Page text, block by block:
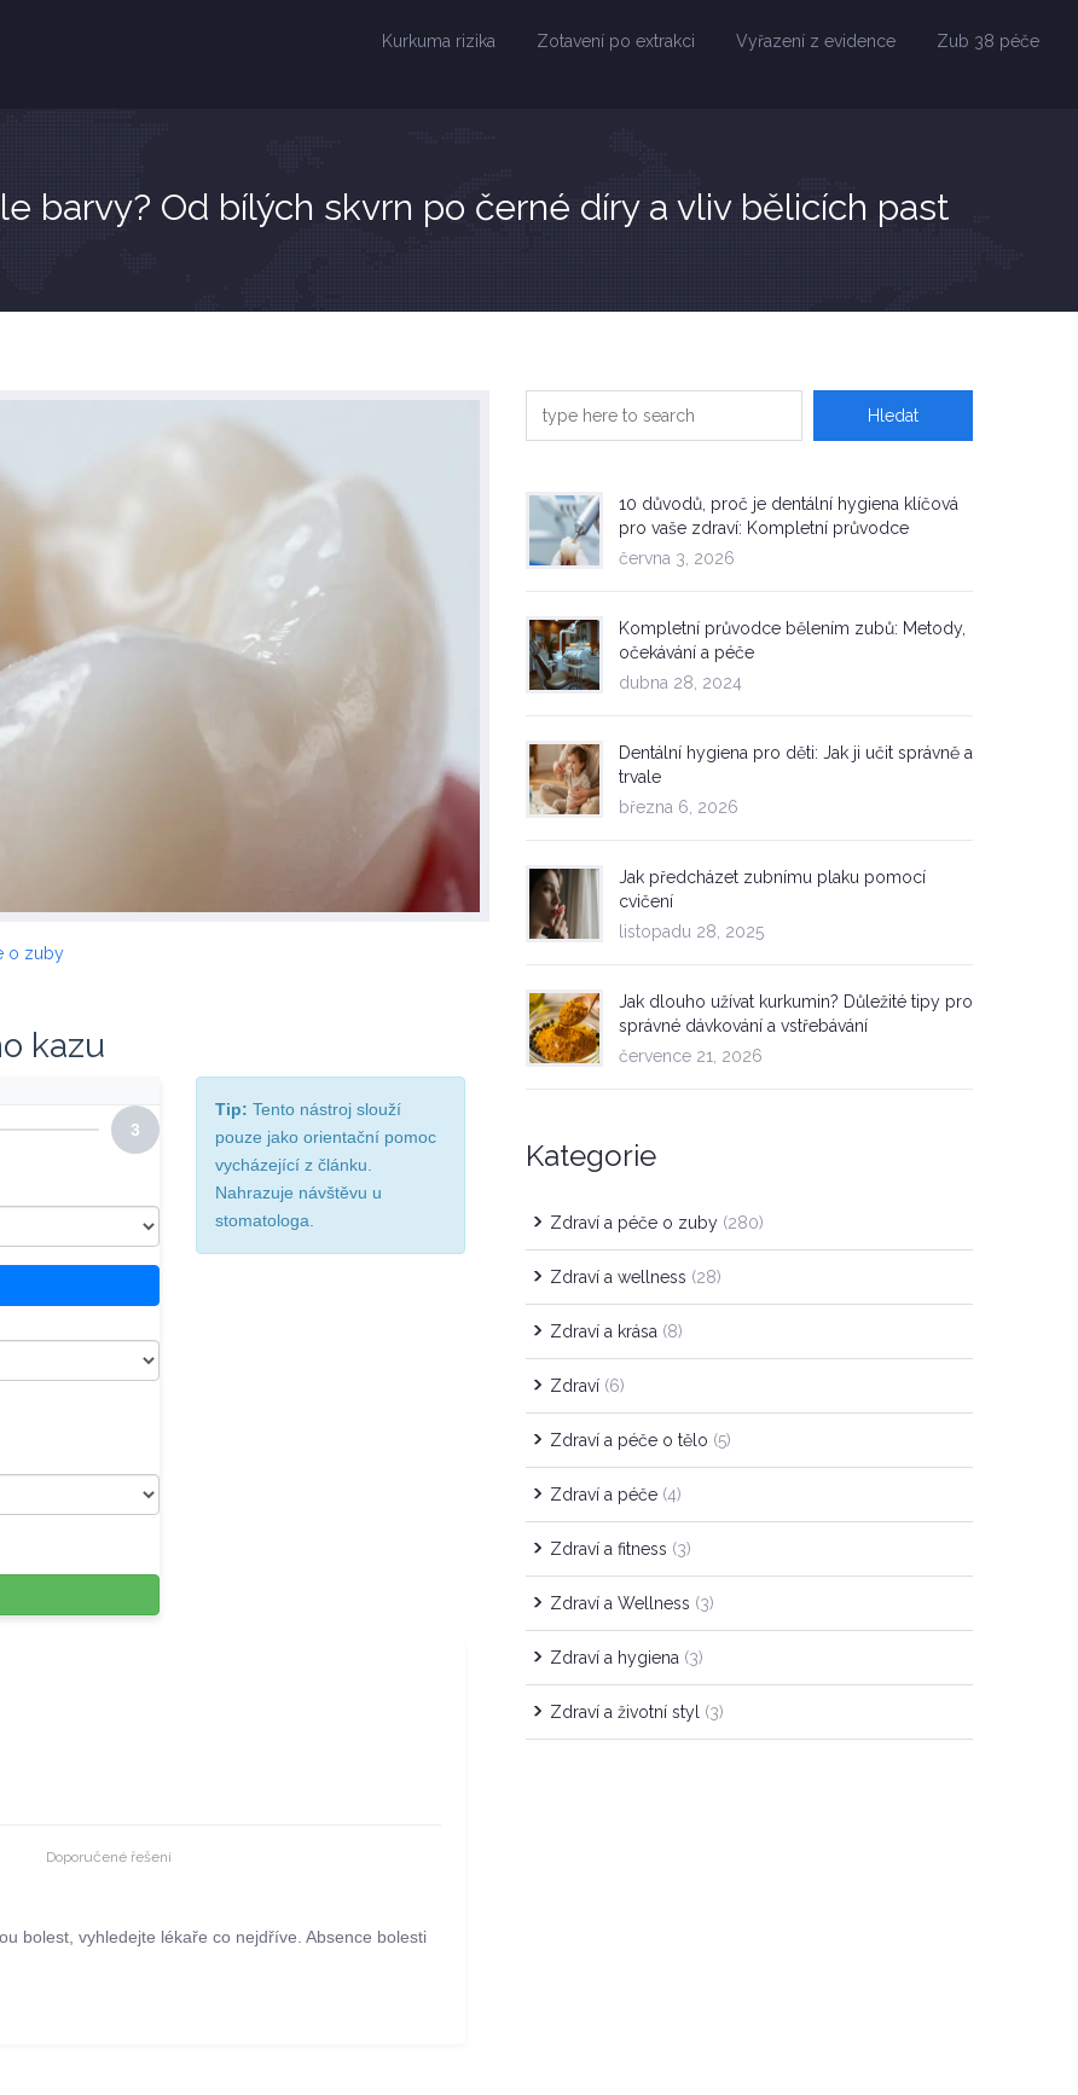
Kurkuma rizika Zotavení po extrakci Vyřazení z evidence Zub 38 péče
barvy? Od bílých skvrn po černé díry a vliv bělicích past
o zuby
kazu
3
Tip: Tento nástroj slouží
pouze jako orientační pomoc
vycházející z článku.
Nahrazuje návštěvu u
stomatologa.
Doporučené řešení
bolest, vyhledejte lékaře co nejdříve. Absence bolesti
10 důvodů, proč je dentální hygiena klíčová
pro vaše zdraví: Kompletní průvodce
června 3, 2026
Kompletní průvodce bělením zubů: Metody,
očekávání a péče
dubna 28, 2024
Dentální hygiena pro děti: Jak ji učit správně a
trvale
března 6, 2026
Jak předcházet zubnímu plaku pomocí
cvičení
listopadu 28, 2025
Jak dlouho užívat kurkumin? Důležité tipy pro
správné dávkování a vstřebávání
července 21, 2026
Kategorie
Zdraví a péče o zuby (280)
Zdraví a wellness (28)
Zdraví a krása (8)
Zdraví (6)
Zdraví a péče o tělo (5)
Zdraví a péče (4)
Zdraví a fitness (3)
Zdraví a Wellness (3)
Zdraví a hygiena (3)
Zdraví a životní styl (3)